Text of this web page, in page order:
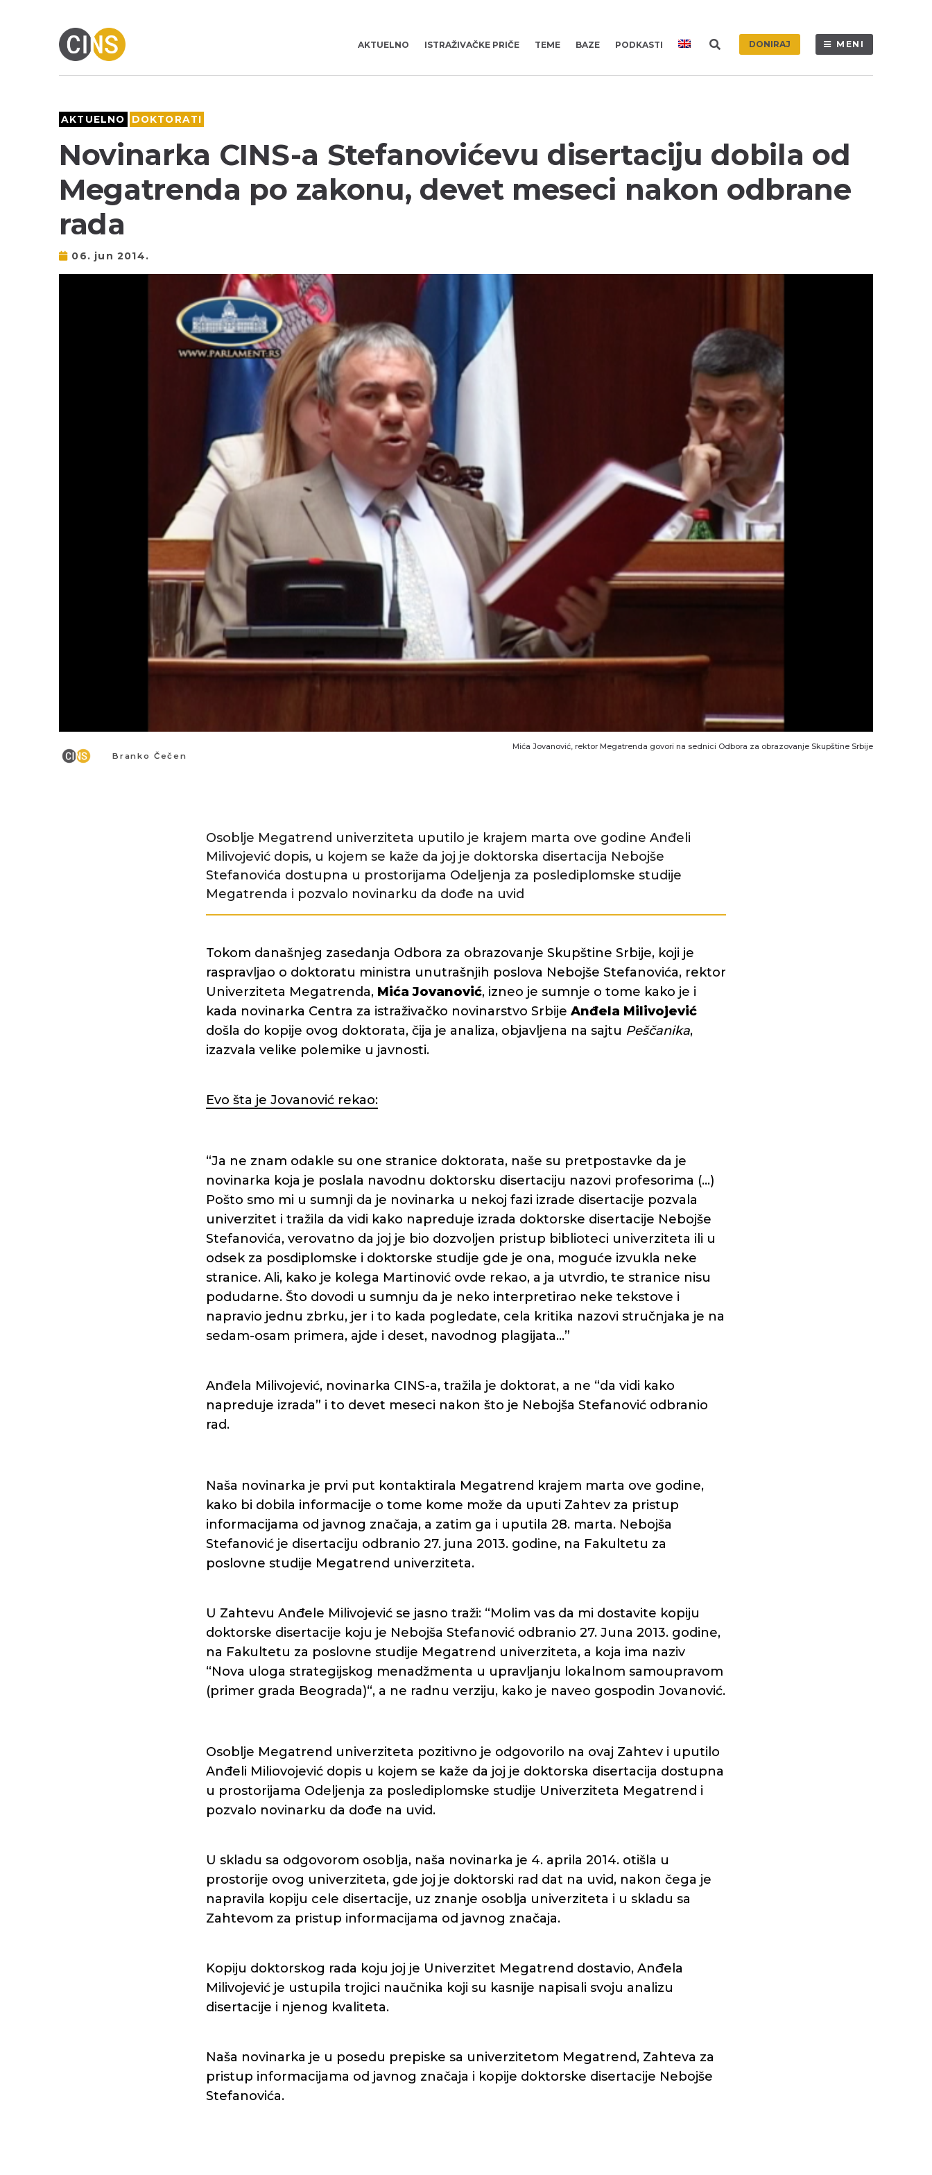
AKTUELNO ISTRAŽIVAČKE PRIČE TEME BAZE PODKASTI DONIRAJ MENI
AKTUELNO DOKTORATI
Novinarka CINS-a Stefanovićevu disertaciju dobila od
Megatrenda po zakonu, devet meseci nakon odbrane
rada
06. jun 2014.
Branko Čečen
Mića Jovanović, rektor Megatrenda govori na sednici Odbora za obrazovanje Skupštine Srbije
Osoblje Megatrend univerziteta uputilo je krajem marta ove godine Anđeli
Milivojević dopis, u kojem se kaže da joj je doktorska disertacija Nebojše
Stefanovića dostupna u prostorijama Odeljenja za poslediplomske studije
Megatrenda i pozvalo novinarku da dođe na uvid
Tokom današnjeg zasedanja Odbora za obrazovanje Skupštine Srbije, koji je
raspravljao o doktoratu ministra unutrašnjih poslova Nebojše Stefanovića, rektor
Univerziteta Megatrenda, Mića Jovanović, izneo je sumnje o tome kako je i
kada novinarka Centra za istraživačko novinarstvo Srbije Anđela Milivojević
došla do kopije ovog doktorata, čija je analiza, objavljena na sajtu Peščanika,
izazvala velike polemike u javnosti.
Evo šta je Jovanović rekao:
“Ja ne znam odakle su one stranice doktorata, naše su pretpostavke da je
novinarka koja je poslala navodnu doktorsku disertaciju nazovi profesorima (…)
Pošto smo mi u sumnji da je novinarka u nekoj fazi izrade disertacije pozvala
univerzitet i tražila da vidi kako napreduje izrada doktorske disertacije Nebojše
Stefanovića, verovatno da joj je bio dozvoljen pristup biblioteci univerziteta ili u
odsek za posdiplomske i doktorske studije gde je ona, moguće izvukla neke
stranice. Ali, kako je kolega Martinović ovde rekao, a ja utvrdio, te stranice nisu
podudarne. Što dovodi u sumnju da je neko interpretirao neke tekstove i
napravio jednu zbrku, jer i to kada pogledate, cela kritika nazovi stručnjaka je na
sedam-osam primera, ajde i deset, navodnog plagijata…”
Anđela Milivojević, novinarka CINS-a, tražila je doktorat, a ne “da vidi kako
napreduje izrada” i to devet meseci nakon što je Nebojša Stefanović odbranio
rad.
Naša novinarka je prvi put kontaktirala Megatrend krajem marta ove godine,
kako bi dobila informacije o tome kome može da uputi Zahtev za pristup
informacijama od javnog značaja, a zatim ga i uputila 28. marta. Nebojša
Stefanović je disertaciju odbranio 27. juna 2013. godine, na Fakultetu za
poslovne studije Megatrend univerziteta.
U Zahtevu Anđele Milivojević se jasno traži: “Molim vas da mi dostavite kopiju
doktorske disertacije koju je Nebojša Stefanović odbranio 27. Juna 2013. godine,
na Fakultetu za poslovne studije Megatrend univerziteta, a koja ima naziv
“Nova uloga strategijskog menadžmenta u upravljanju lokalnom samoupravom
(primer grada Beograda)“, a ne radnu verziju, kako je naveo gospodin Jovanović.
Osoblje Megatrend univerziteta pozitivno je odgovorilo na ovaj Zahtev i uputilo
Anđeli Miliovojević dopis u kojem se kaže da joj je doktorska disertacija dostupna
u prostorijama Odeljenja za poslediplomske studije Univerziteta Megatrend i
pozvalo novinarku da dođe na uvid.
U skladu sa odgovorom osoblja, naša novinarka je 4. aprila 2014. otišla u
prostorije ovog univerziteta, gde joj je doktorski rad dat na uvid, nakon čega je
napravila kopiju cele disertacije, uz znanje osoblja univerziteta i u skladu sa
Zahtevom za pristup informacijama od javnog značaja.
Kopiju doktorskog rada koju joj je Univerzitet Megatrend dostavio, Anđela
Milivojević je ustupila trojici naučnika koji su kasnije napisali svoju analizu
disertacije i njenog kvaliteta.
Naša novinarka je u posedu prepiske sa univerzitetom Megatrend, Zahteva za
pristup informacijama od javnog značaja i kopije doktorske disertacije Nebojše
Stefanovića.